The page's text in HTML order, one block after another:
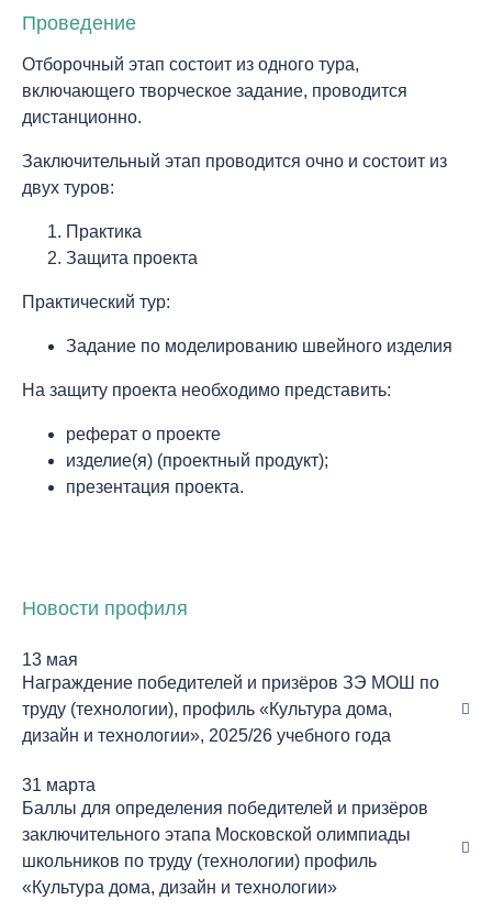
Проведение
Отборочный этап состоит из одного тура,
включающего творческое задание, проводится
дистанционно.
Заключительный этап проводится очно и состоит из
двух туров:
Практика
Защита проекта
Практический тур:
Задание по моделированию швейного изделия
На защиту проекта необходимо представить:
реферат о проекте
изделие(я) (проектный продукт);
презентация проекта.
Новости профиля
13 мая
Награждение победителей и призёров ЗЭ МОШ по
труду (технологии), профиль «Культура дома,
дизайн и технологии», 2025/26 учебного года
31 марта
Баллы для определения победителей и призёров
заключительного этапа Московской олимпиады
школьников по труду (технологии) профиль
«Культура дома, дизайн и технологии»